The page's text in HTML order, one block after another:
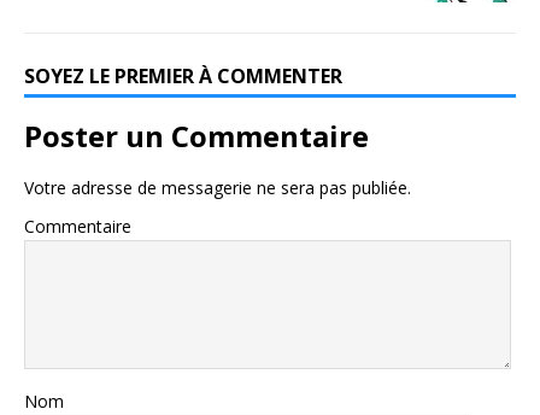
SOYEZ LE PREMIER À COMMENTER
Poster un Commentaire
Votre adresse de messagerie ne sera pas publiée.
Commentaire
Nom